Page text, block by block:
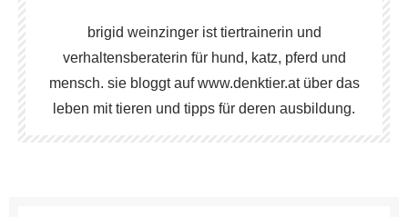
brigid weinzinger ist tiertrainerin und
verhaltensberaterin für hund, katz, pferd und
mensch. sie bloggt auf www.denktier.at über das
leben mit tieren und tipps für deren ausbildung.